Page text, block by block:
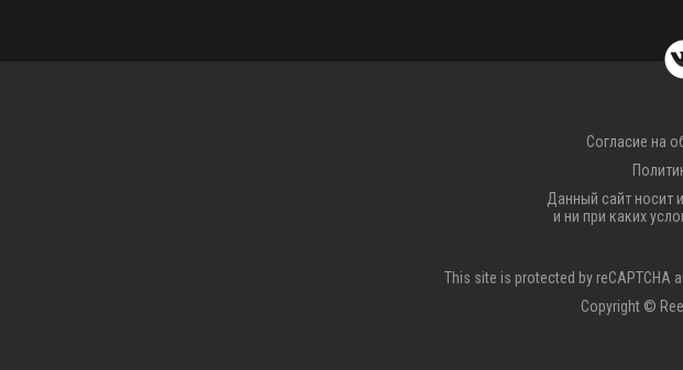
Согласие на
Данный сайт носит
и ни при каких
This site is protected by reCAPTCHA
Copyright ©